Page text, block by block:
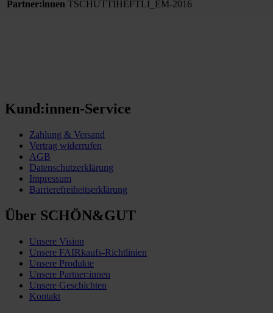
Partner:innen TSCHUTTIHEFTLI_EM-2016
Kund:innen-Service
Zahlung & Versand
Vertrag widerrufen
AGB
Datenschutzerklärung
Impressum
Barrierefreiheitserklärung
Über SCHÖN&GUT
Unsere Vision
Unsere FAIRkaufs-Richtlinien
Unsere Produkte
Unsere Partner:innen
Unsere Geschichten
Kontakt